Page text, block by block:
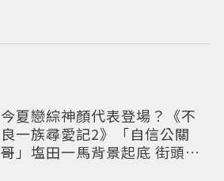
今夏戀綜神顏代表登場？《不
良一族尋愛記2》「自信公關
哥」塩田一馬背景起底 街頭辣